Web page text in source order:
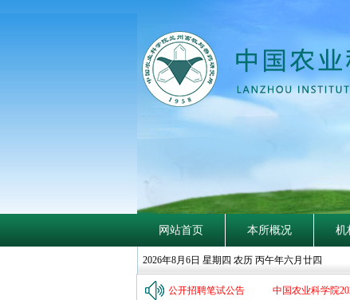
网站首页 本所概况 机
2026年8月6日 星期四 农历 丙午年六月廿四
畜牧与兽药研究所2026年第二批统一公开招聘笔试公告 中国农业科学院